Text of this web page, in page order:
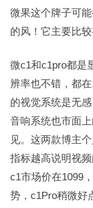
微果这个牌子可
的风！它主要比
微c1和c1pro都是
辨率也不错，都
的视觉系统是无
音响系统也市面
见。这两款博主
指标越高说明视
c1市场价在1099
势，c1Pro稍微好